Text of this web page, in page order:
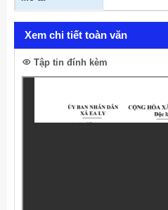
Xem chi tiết toàn văn
Tập tin đính kèm